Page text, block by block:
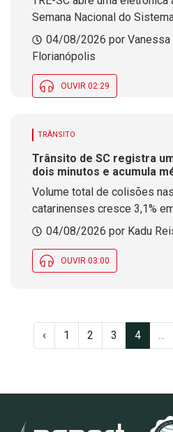
Semana Nacional do
Votação. A iniciativa
segurança, transparência e
04/08/2026 por Vanessa
Florianópolis
OUVIR 02:29
TRÂNSITO
Trânsito de SC registra
dois minutos e acumula
mortes por dia em 2026
Volume total de colisões
catarinenses cresce 3,1%
passado. Montante de
04/08/2026 por Kadu
OUVIR 03:00
‹ 1 2 3 4 ...